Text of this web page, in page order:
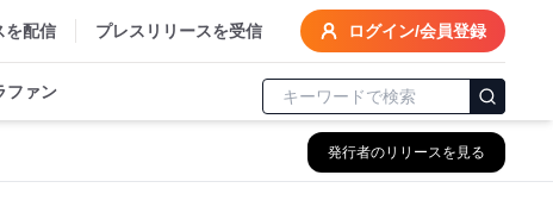
を配信 プレスリリースを受信 ログイン/会員登録
ファン
発行者のリリースを見る